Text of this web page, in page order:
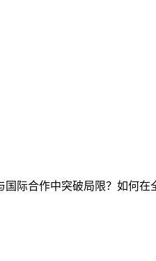
际合作中突破局限？如何在